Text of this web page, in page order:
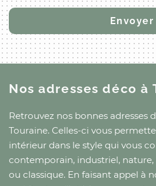
Nos adresses décoà
Retrouvez nos bonnes adresses
Touraine. Celles-ci vous
intérieur dans le style qui vous
contemporain, industriel, nature,
ou classique. En faisant appel à